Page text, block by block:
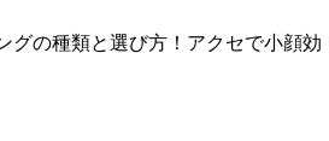
グの種類と選び方！アクセで小顔効